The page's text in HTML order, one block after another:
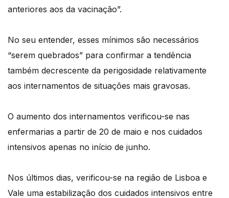
anteriores aos da vacinação”.
No seu entender, esses mínimos são necessários
“serem quebrados” para confirmar a tendência
também decrescente da perigosidade relativamente
aos internamentos de situações mais gravosas.
O aumento dos internamentos verificou-se nas
enfermarias a partir de 20 de maio e nos cuidados
intensivos apenas no início de junho.
Nos últimos dias, verificou-se na região de Lisboa e
Vale uma estabilização dos cuidados intensivos entre